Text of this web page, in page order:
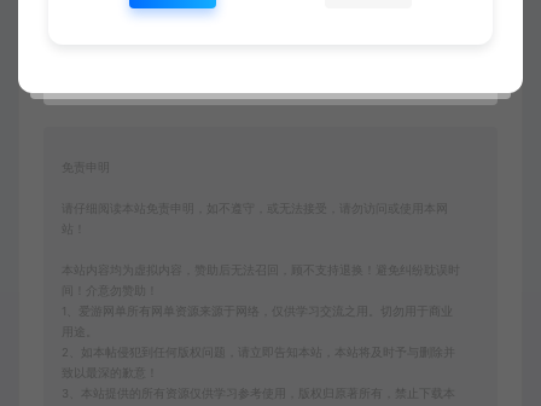
请仔细阅读本站免责申明，如不遵守，或无法接受，请勿访问或使用本网
本站内容均为虚拟内容，赞助后无法召回，顾不支持退换！避免纠纷耽误时
间！介意勿赞助！
1、爱游网单所有网单资源来源于网络，仅供学习交流之用。切勿用于商业
2、如本帖侵犯到任何版权问题，请立即告知本站，本站将及时予与删除并
致以最深的歉意！
3、本站提供的所有资源仅供学习参考使用，版权归原著所有，禁止下载本